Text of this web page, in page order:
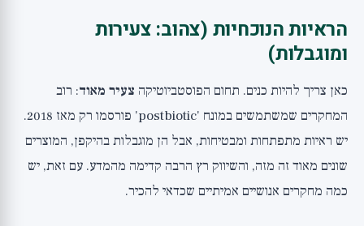
הראיות הנוכחיות (צהוב: צעירות
ומוגבלות)
כאן צריך להיות כנים. תחום הפוסטביוטיקה צעיר מאוד: רוב
המחקרים שמשתמשים במונח 'postbiotic' פורסמו רק מאז 2018.
יש ראיות מתפתחות ומבטיחות, אבל הן מוגבלות בהיקפן, המוצרים
שונים מאוד זה מזה, והשיווק רץ הרבה קדימה מהמדע. עם זאת, יש
כמה מחקרים אנושיים אמיתיים שכדאי להכיר.